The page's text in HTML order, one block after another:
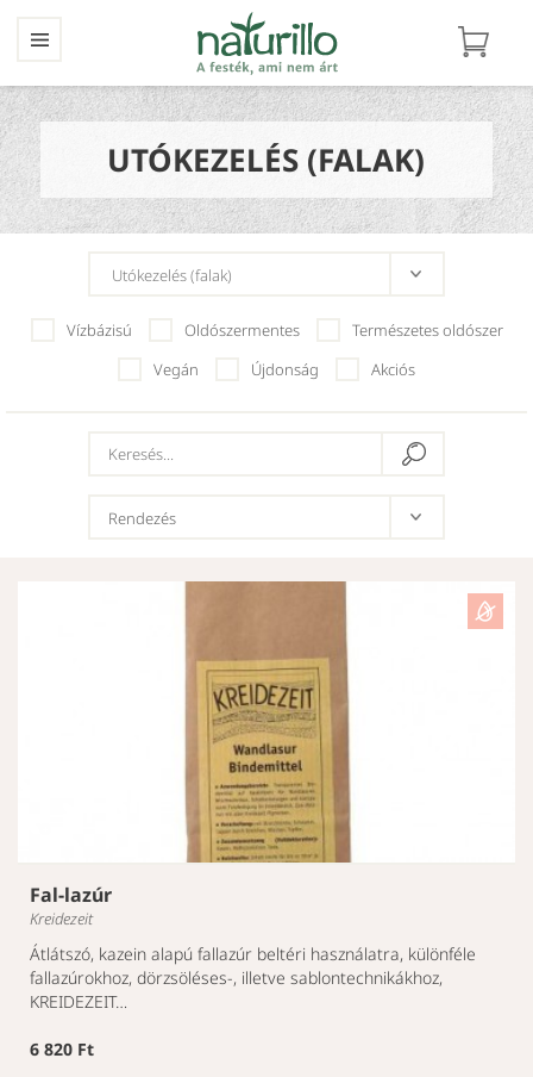
UTÓKEZELÉS (FALAK)
Vízbázisú Oldószermentes
Természetes oldószer
Vegán
Újdonság Akciós
Fal-lazúr
Kreidezeit
Átlátszó, kazein alapú fallazúr beltéri használatra, különféle
fallazúrokhoz, dörzsöléses-, illetve sablontechnikákhoz,
KREIDEZEIT…
6 820 Ft